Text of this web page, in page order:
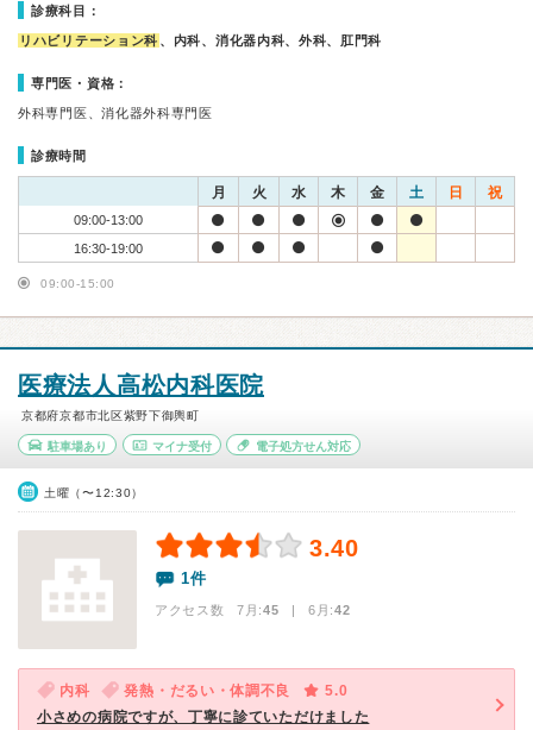
診療科目：
リハビリテーション科 、内科、消化器内科、外科、肛門科
専門医・資格：
外科専門医、消化器外科専門医
診療時間
月 火 水 木 金 土 日 祝
09:00-13:00
16:30-19:00
09:00-15:00
医療法人高松内科医院
京都府京都市北区紫野下御輿町
駐車場あり マイナ受付 電子処方せん対応
土曜（〜12:30）
3.40
1件
アクセス数 7月:45 | 6月:42
内科 発熱・だるい・体調不良
5.0
小さめの病院ですが、丁寧に診ていただけました